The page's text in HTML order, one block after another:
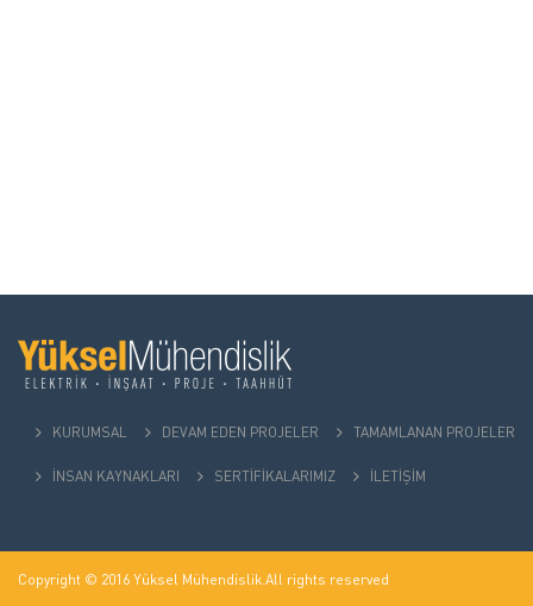
KURUMSAL DEVAM EDEN PROJELER TAMAMLANAN PROJELER
İNSAN KAYNAKLARI SERTİFİKALARIMIZ İLETİŞİM
Copyright © 2016 Yüksel Mühendislik.All rights reserved